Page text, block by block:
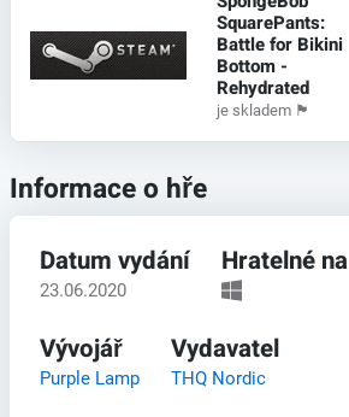
SquarePants:
Battle for Bikini
Bottom -
Rehydrated
je skladem 🏴
Informace o hře
Datum vydání
23.06.2020
Hratelné na
Vývojář
Purple Lamp
Vydavatel
THQ Nordic